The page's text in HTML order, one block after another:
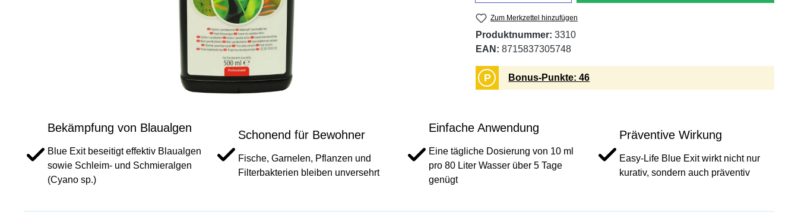
Zum Merkzettel hinzufügen
Produktnummer: 3310
EAN: 8715837305748
P Bonus-Punkte: 46
Bekämpfung von Blaualgen
Blue Exit beseitigt effektiv Blaualgen
sowie Schleim- und Schmieralgen
(Cyano sp.)
Schonend für Bewohner
Fische, Garnelen, Pflanzen und
Filterbakterien bleiben unversehrt
Einfache Anwendung
Eine tägliche Dosierung von 10 ml
pro 80 Liter Wasser über 5 Tage
genügt
Präventive Wirkung
Easy-Life Blue Exit wirkt nicht nur
kurativ, sondern auch präventiv